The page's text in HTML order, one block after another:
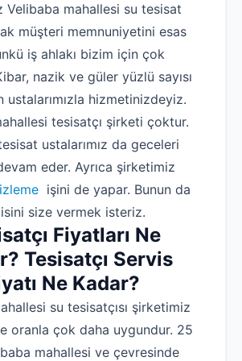
Velibaba mahallesi su tesisat
müşteri memnuniyetini esas
iş ahlakı bizim için çok
nazik ve güler yüzlü sayısı
ustalarımızla hizmetinizdeyiz.
tesisatçı şirketi çoktur.
ustalarımız da geceleri
eder. Ayrıca şirketimiz
işini de yapar. Bunun da
size vermek isteriz.
Fiyatları Ne
Tesisatçı Servis
Ne Kadar?
su tesisatçısı şirketimiz
oranla çok daha uygundur. 25
mahallesi ve çevresinde